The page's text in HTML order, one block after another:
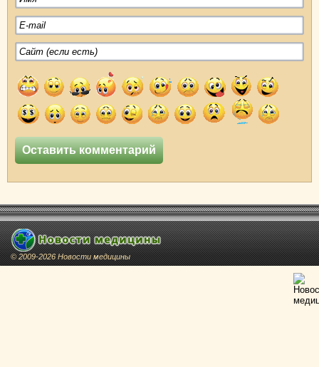
© 2009-2026 Новости медицины